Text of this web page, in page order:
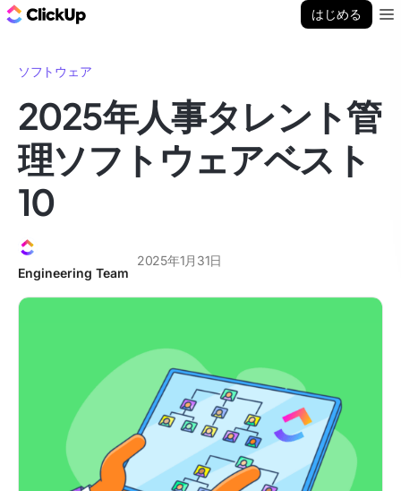
はじめる
ソフトウェア
2025年人事タレント管
理ソフトウェアベスト
10
Engineering Team
2025年1月31日